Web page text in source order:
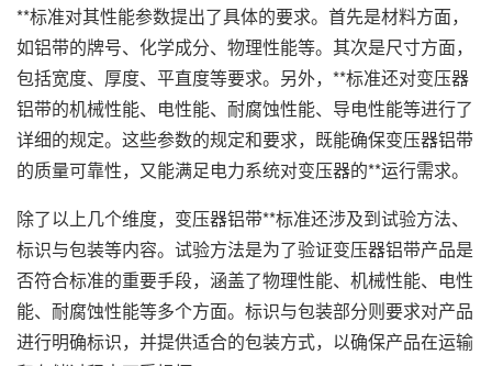
**标准对其性能参数提出了具体的要求。首先是材料方面，
如铝带的牌号、化学成分、物理性能等。其次是尺寸方面，
包括宽度、厚度、平直度等要求。另外，**标准还对变压器
铝带的机械性能、电性能、耐腐蚀性能、导电性能等进行了
详细的规定。这些参数的规定和要求，既能确保变压器铝带
的质量可靠性，又能满足电力系统对变压器的**运行需求。
除了以上几个维度，变压器铝带**标准还涉及到试验方法、
标识与包装等内容。试验方法是为了验证变压器铝带产品是
否符合标准的重要手段，涵盖了物理性能、机械性能、电性
能、耐腐蚀性能等多个方面。标识与包装部分则要求对产品
进行明确标识，并提供适合的包装方式，以确保产品在运输